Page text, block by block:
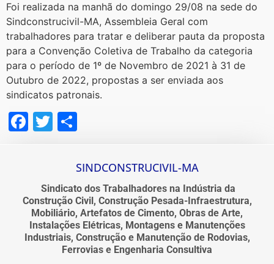
Foi realizada na manhã do domingo 29/08 na sede do
Sindconstrucivil-MA, Assembleia Geral com
trabalhadores para tratar e deliberar pauta da proposta
para a Convenção Coletiva de Trabalho da categoria
para o período de 1º de Novembro de 2021 à 31 de
Outubro de 2022, propostas a ser enviada aos
sindicatos patronais.
Facebook
Twitter
SINDCONSTRUCIVIL-MA
Sindicato dos Trabalhadores na Indústria da
Construção Civil, Construção Pesada-Infraestrutura,
Mobiliário, Artefatos de Cimento, Obras de Arte,
Instalações Elétricas, Montagens e Manutenções
Industriais, Construção e Manutenção de Rodovias,
Ferrovias e Engenharia Consultiva